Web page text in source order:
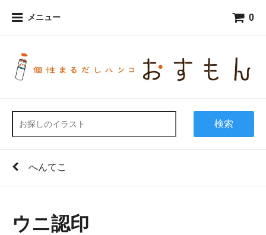
メニュー 0
検索
へんてこ
ウニ認印